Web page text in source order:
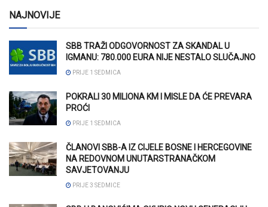
NAJNOVIJE
SBB TRAŽI ODGOVORNOST ZA SKANDAL U
IGMANU: 780.000 EURA NIJE NESTALO SLUČAJNO
PRIJE 1 SEDMICA
POKRALI 30 MILIONA KM I MISLE DA ĆE PREVARA
PROĆI
PRIJE 1 SEDMICA
ČLANOVI SBB-A IZ CIJELE BOSNE I HERCEGOVINE
NA REDOVNOM UNUTARSTRANAČKOM
SAVJETOVANJU
PRIJE 3 SEDMICE